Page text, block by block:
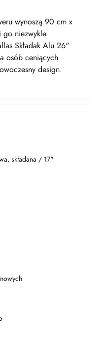
wynoszą 90 cm x
niezwykle
Składak Alu 26"
osób ceniących
design.
składana / 17"